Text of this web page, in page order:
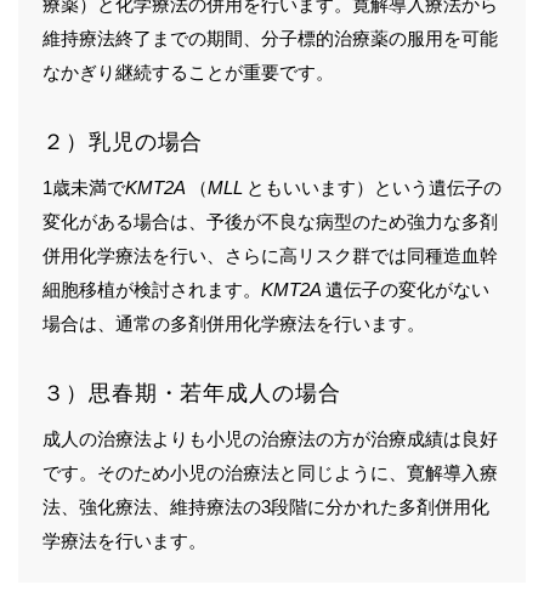
維持療法終了までの期間、分子標的治療薬の服用を可能
なかぎり継続することが重要です。
２）乳児の場合
1歳未満でKMT2A （MLL ともいいます）という遺伝子の
変化がある場合は、予後が不良な病型のため強力な多剤
併用化学療法を行い、さらに高リスク群では同種造血幹
細胞移植が検討されます。 KMT2A 遺伝子の変化がない
場合は、通常の多剤併用化学療法を行います。
３）思春期・若年成人の場合
成人の治療法よりも小児の治療法の方が治療成績は良好
です。そのため小児の治療法と同じように、寛解導入療
法、強化療法、維持療法の3段階に分かれた多剤併用化
学療法を行います。